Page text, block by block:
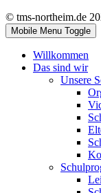
© tms-northeim.de
Mobile Menu Toggle
Willkommen
Das sind wir
Unsere